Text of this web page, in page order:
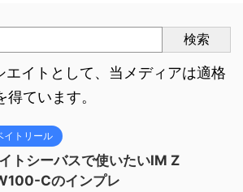
検索
イトとして、当メディアは適格
ています。
イトリール
トシーバスで使いたいIM Z
Cのインプレ